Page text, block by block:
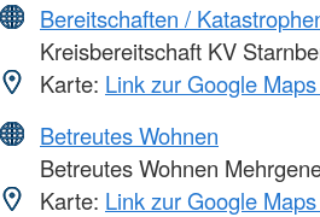
Bereitschaften /
Kreisbereitschaft KV
Karte: Link zur Google
Betreutes Wohnen
Betreutes Wohnen
Karte: Link zur Google